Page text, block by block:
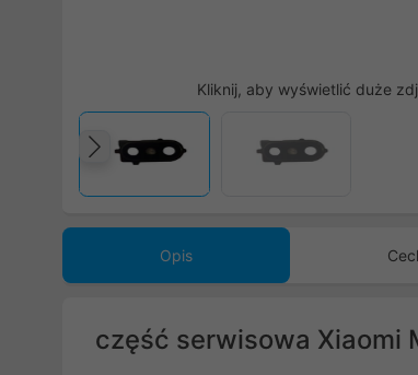
Kliknij, aby wyświetlić duże
Poprzedni
Opis
część serwisowa Xiaomi